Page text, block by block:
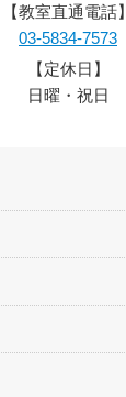
【教室直通電話】
03-5834-7573
【定休日】
日曜・祝日